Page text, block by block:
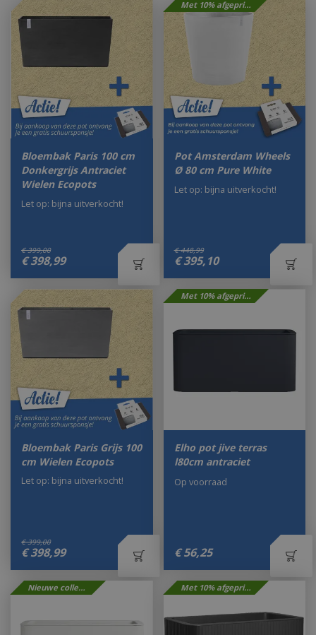
Bloembak Paris 100 cm
Donkergrijs Antraciet
Wielen Ecopots
€ 399,00
€ 398,99
Let op: bijna uitverkocht!
Met 10% afgeprijsd
Pot Amsterdam Wheels
Ø 80 cm Pure White
€ 448,99
€ 395,10
Let op: bijna uitverkocht!
Bloembak Paris Grijs 100
cm Wielen Ecopots
€ 399,00
€ 398,99
Let op: bijna uitverkocht!
Met 10% afgeprijsd
Elho pot jive terras
l80cm antraciet
€ 56,25
Op voorraad
Nieuwe collectie Met 10% afgeprijsd